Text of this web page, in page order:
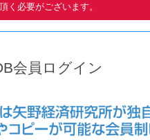
く必要がございます。
会員ログイン